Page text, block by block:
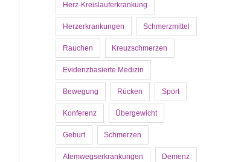
Herz-Kreislauferkrankung
Herzerkrankungen Schmerzmittel
Rauchen Kreuzschmerzen
Evidenzbasierte Medizin
Bewegung Rücken Sport
Konferenz Übergewicht
Geburt Schmerzen
Atemwegserkrankungen Demenz